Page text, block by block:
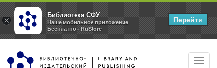
Перейти
×
Библиотека СФУ
Наше мобильное приложение
Бесплатно - RuStore
Перейти